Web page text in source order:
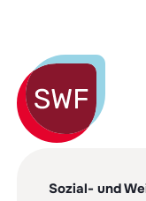
Sozial- und